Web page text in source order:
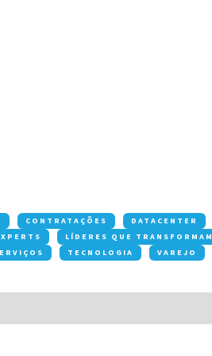
CONTRATAÇÕES
DATACENTER
LÍDERES QUE TRANSFORMAM
TECNOLOGIA
VAREJO